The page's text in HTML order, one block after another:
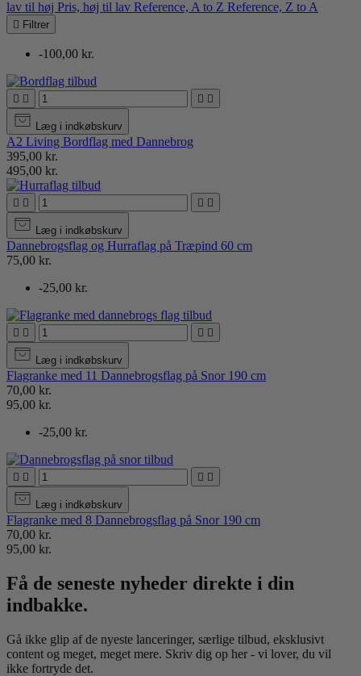
lav til høj Pris, høj til lav Reference, A to Z Reference, Z to A
 Filtrer
-100,00 kr.
   
Læg i indkøbskurv
A2 Living Bordflag med Dannebrog
395,00 kr.
495,00 kr.
   
Læg i indkøbskurv
Dannebrogsflag og Hurraflag på Træpind 60 cm
75,00 kr.
-25,00 kr.
   
Læg i indkøbskurv
Flagranke med 11 Dannebrogsflag på Snor 190 cm
70,00 kr.
95,00 kr.
-25,00 kr.
   
Læg i indkøbskurv
Flagranke med 8 Dannebrogsflag på Snor 190 cm
70,00 kr.
95,00 kr.
Få de seneste nyheder direkte i din
indbakke.
Gå ikke glip af de nyeste lanceringer, særlige tilbud, eksklusivt
content og meget, meget mere. Skriv dig op her - vi lover, du vil
ikke fortryde det.